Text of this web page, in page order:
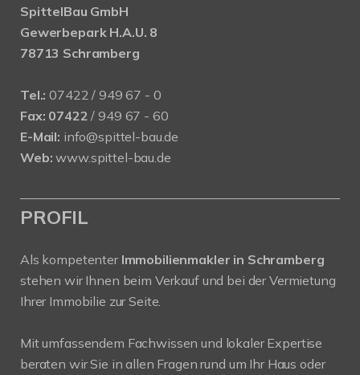
SpittelBau GmbH
Gewerbepark H.A.U. 8
78713 Schramberg
Tel.: 07422 / 949 67 - 0
Fax: 07422 / 949 67 - 60
E-Mail: info@spittel-bau.de
Web: www.spittel-bau.de
PROFIL
Als kompetenter Immobilienmakler in Schramberg
stehen wir Ihnen beim Verkauf und bei der Vermietung
Ihrer Immobilie zur Seite.
Mit umfassendem Fachwissen und lokaler Expertise
beraten wir Sie in allen Fragen rund um Ihr Haus oder